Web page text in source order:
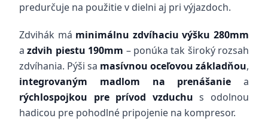
predurčuje na použitie v dielni aj pri výjazdoch.
Zdvihák má minimálnu zdvíhaciu výšku 280mm
azdvih piestu 190mm – ponúka tak široký rozsah
zdvíhania. Pýši sa masívnou oceľovou základňou,
integrovaným madlom na prenášanie a
rýchlospojkou pre prívod vzduchu s odolnou
hadicou pre pohodlné pripojenie na kompresor.